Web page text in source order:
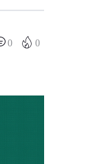
0 0